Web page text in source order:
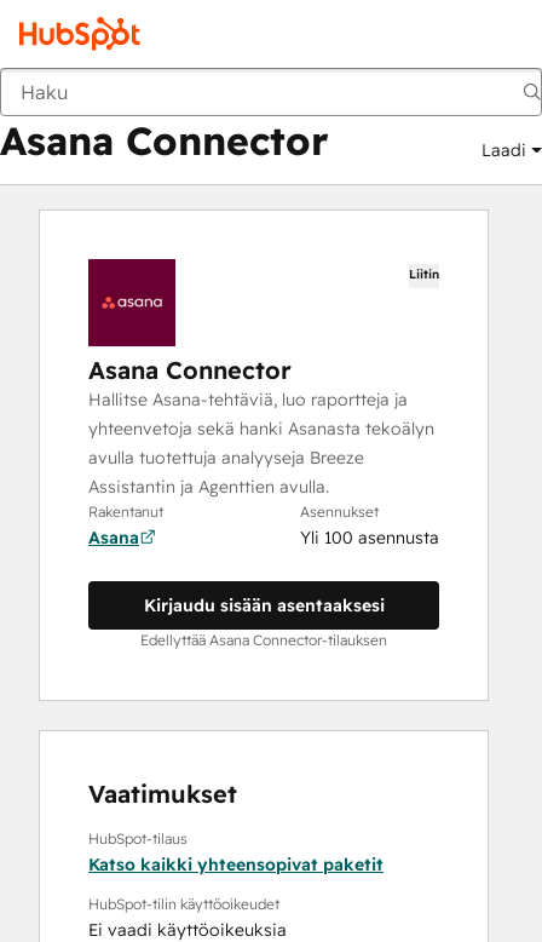
Markkinapaikka
Asana Connector Laadi
Liitin
Asana Connector
Hallitse Asana-tehtäviä, luo raportteja ja
yhteenvetoja sekä hanki Asanasta tekoälyn
avulla tuotettuja analyyseja Breeze
Assistantin ja Agenttien avulla.
Rakentanut
Asana
Asennukset
Yli 100 asennusta
Kirjaudu sisään asentaaksesi
Edellyttää Asana Connector-tilauksen
Vaatimukset
HubSpot-tilaus
Katso kaikki yhteensopivat paketit
HubSpot-tilin käyttöoikeudet
Ei vaadi käyttöoikeuksia